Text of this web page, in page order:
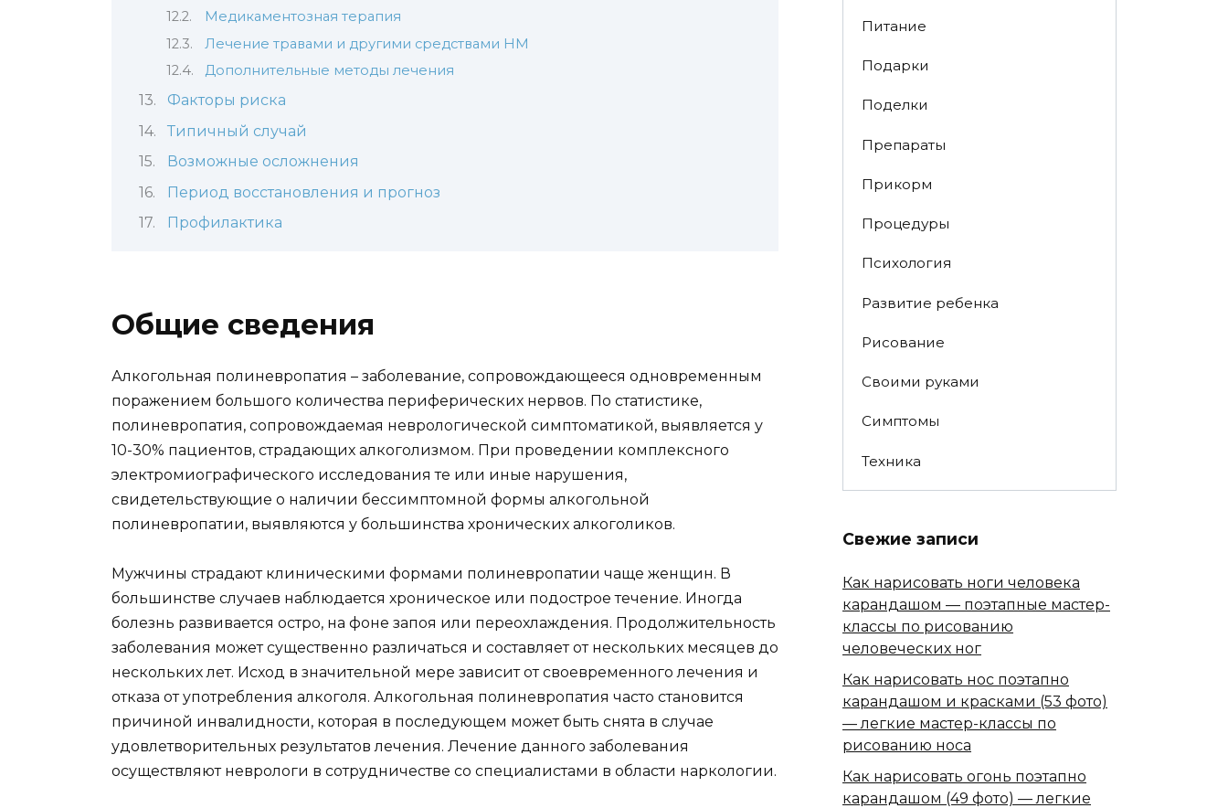
Медикаментозная терапия
Лечение травами и другими средствами НМ
Дополнительные методы лечения
Факторы риска
Типичный случай
Возможные осложнения
Период восстановления и прогноз
Профилактика
Общие сведения
Алкогольная полиневропатия – заболевание, сопровождающееся одновременным
поражением большого количества периферических нервов. По статистике,
полиневропатия, сопровождаемая неврологической симптоматикой, выявляется у
10-30% пациентов, страдающих алкоголизмом. При проведении комплексного
электромиографического исследования те или иные нарушения,
свидетельствующие о наличии бессимптомной формы алкогольной
полиневропатии, выявляются у большинства хронических алкоголиков.
Мужчины страдают клиническими формами полиневропатии чаще женщин. В
большинстве случаев наблюдается хроническое или подострое течение. Иногда
болезнь развивается остро, на фоне запоя или переохлаждения. Продолжительность
заболевания может существенно различаться и составляет от нескольких месяцев до
нескольких лет. Исход в значительной мере зависит от своевременного лечения и
отказа от употребления алкоголя. Алкогольная полиневропатия часто становится
причиной инвалидности, которая в последующем может быть снята в случае
удовлетворительных результатов лечения. Лечение данного заболевания
осуществляют неврологи в сотрудничестве со специалистами в области наркологии.
Питание
Подарки
Поделки
Препараты
Прикорм
Процедуры
Психология
Развитие ребенка
Рисование
Своими руками
Симптомы
Техника
Свежие записи
Как нарисовать ноги человека
карандашом — поэтапные мастер-
классы по рисованию
человеческих ног
Как нарисовать нос поэтапно
карандашом и красками (53 фото)
— легкие мастер-классы по
рисованию носа
Как нарисовать огонь поэтапно
карандашом (49 фото) — легкие